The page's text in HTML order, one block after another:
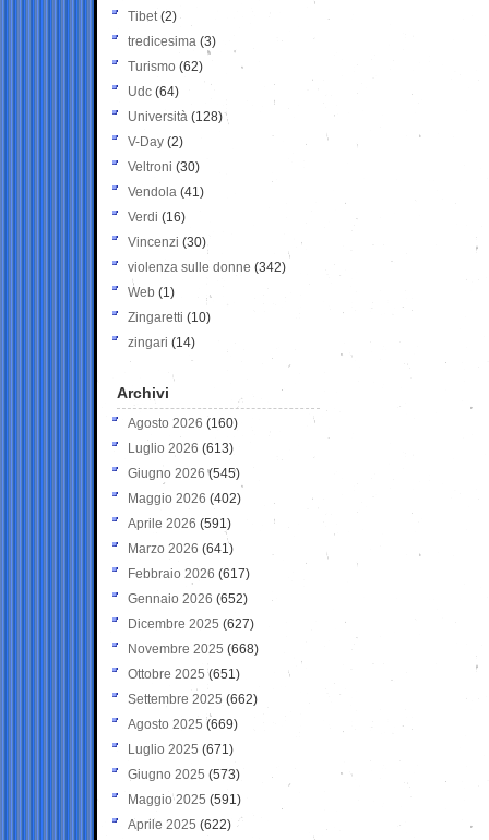
Tibet(2)
tredicesima (3)
Turismo (62)
Udc (64)
Università (128)
V-Day (2)
Veltroni (30)
Vendola (41)
Verdi (16)
Vincenzi (30)
violenza sulle donne (342)
Web (1)
Zingaretti (10)
zingari (14)
Archivi
Agosto 2026 (160)
Luglio 2026 (613)
Giugno 2026 (545)
Maggio 2026 (402)
Aprile 2026 (591)
Marzo 2026 (641)
Febbraio 2026 (617)
Gennaio 2026 (652)
Dicembre 2025 (627)
Novembre 2025 (668)
Ottobre 2025 (651)
Settembre 2025 (662)
Agosto 2025 (669)
Luglio 2025 (671)
Giugno 2025 (573)
Maggio 2025 (591)
Aprile 2025 (622)